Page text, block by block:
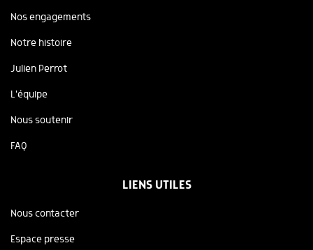
Nos engagements
Notre histoire
Julien Perrot
L'équipe
Nous soutenir
FAQ
LIENS UTILES
Nous contacter
Espace presse